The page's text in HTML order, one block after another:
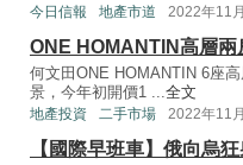
今日信報 地產市道 2022年11
ONE HOMANTIN高層兩
何文田ONE HOMANTIN 6座
景，今年初開價1 ...全文
地產投資 二手市場 2022年11
【國際早班車】俄向烏